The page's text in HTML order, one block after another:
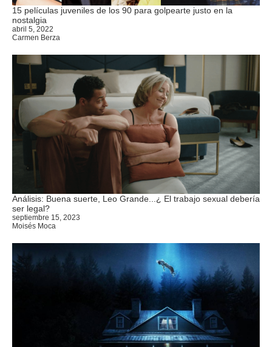
15 películas juveniles de los 90 para golpearte justo en la
nostalgia
abril 5, 2022
Carmen Berza
Análisis: Buena suerte, Leo Grande...¿ El trabajo sexual debería
ser legal?
septiembre 15, 2023
Moisés Moca